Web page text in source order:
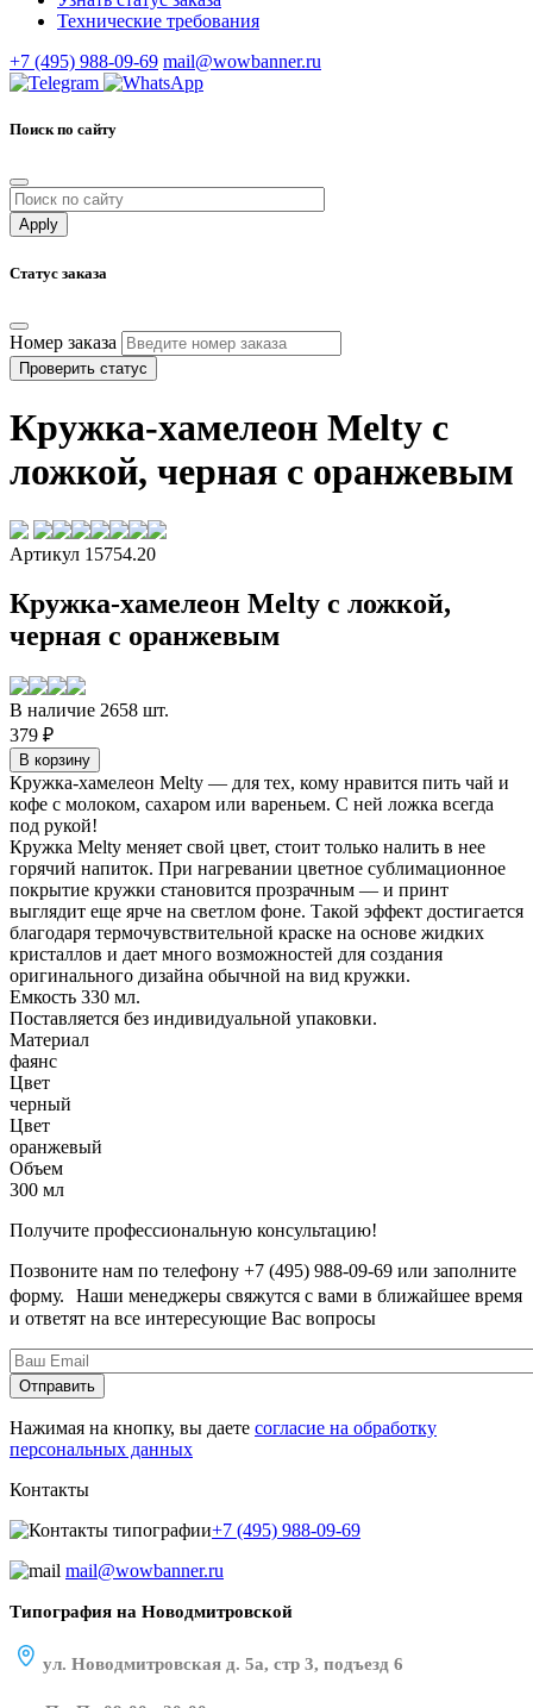
Технические требования
+7 (495) 988-09-69 mail@wowbanner.ru
Поиск по сайту
Статус заказа
Номер заказа
Проверить статус
Кружка-хамелеон Melty с
ложкой, черная с оранжевым
Артикул 15754.20
Кружка-хамелеон Melty с ложкой,
черная с оранжевым
В наличие 2658 шт.
379 ₽
Кружка-хамелеон Melty — для тех, кому нравится пить чай и
кофе с молоком, сахаром или вареньем. С ней ложка всегда
под рукой!
Кружка Melty меняет свой цвет, стоит только налить в нее
горячий напиток. При нагревании цветное сублимационное
покрытие кружки становится прозрачным — и принт
выглядит еще ярче на светлом фоне. Такой эффект достигается
благодаря термочувствительной краске на основе жидких
кристаллов и дает много возможностей для создания
оригинального дизайна обычной на вид кружки.
Емкость 330 мл.
Поставляется без индивидуальной упаковки.
Материал
фаянс
Цвет
черный
Цвет
оранжевый
Объем
300 мл
Получите профессиональную консультацию!
Позвоните нам по телефону +7 (495) 988-09-69 или заполните
форму. Наши менеджеры свяжутся с вами в ближайшее время
и ответят на все интересующие Вас вопросы
Нажимая на кнопку, вы даете согласие на обработку
персональных данных
Контакты
+7 (495) 988-09-69
mail@wowbanner.ru
Типография на Новодмитровской
ул. Новодмитровская д. 5а, стр 3, подъезд 6